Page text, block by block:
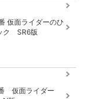
仮面ライダーのひ
ク SR6版
仮面ライダー